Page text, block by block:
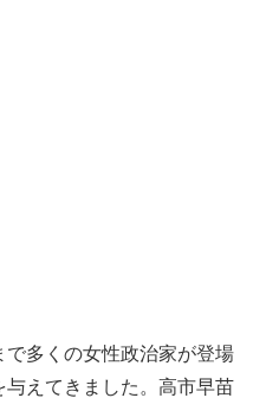
で多くの女性政治家が登場
与えてきました。高市早苗